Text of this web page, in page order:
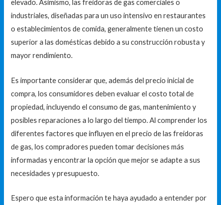
elevado. Asimismo, las freidoras de gas comerciales o
industriales, diseñadas para un uso intensivo en restaurantes
o establecimientos de comida, generalmente tienen un costo
superior a las domésticas debido a su construcción robusta y
mayor rendimiento.
Es importante considerar que, además del precio inicial de
compra, los consumidores deben evaluar el costo total de
propiedad, incluyendo el consumo de gas, mantenimiento y
posibles reparaciones a lo largo del tiempo. Al comprender los
diferentes factores que influyen en el precio de las freidoras
de gas, los compradores pueden tomar decisiones más
informadas y encontrar la opción que mejor se adapte a sus
necesidades y presupuesto.
Espero que esta información te haya ayudado a entender por